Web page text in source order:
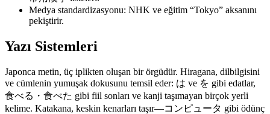
Medya standardizasyonu: NHK ve eğitim “Tokyo” aksanını
pekiştirir.
Yazı Sistemleri
Japonca metin, üç iplikten oluşan bir örgüdür. Hiragana, dilbilgisini
ve cümlenin yumuşak dokusunu temsil eder: は ve を gibi edatlar,
食べる・食べた gibi fiil sonları ve kanji taşımayan birçok yerli
kelime. Katakana, keskin kenarları taşır—コンピュータ gibi ödünç